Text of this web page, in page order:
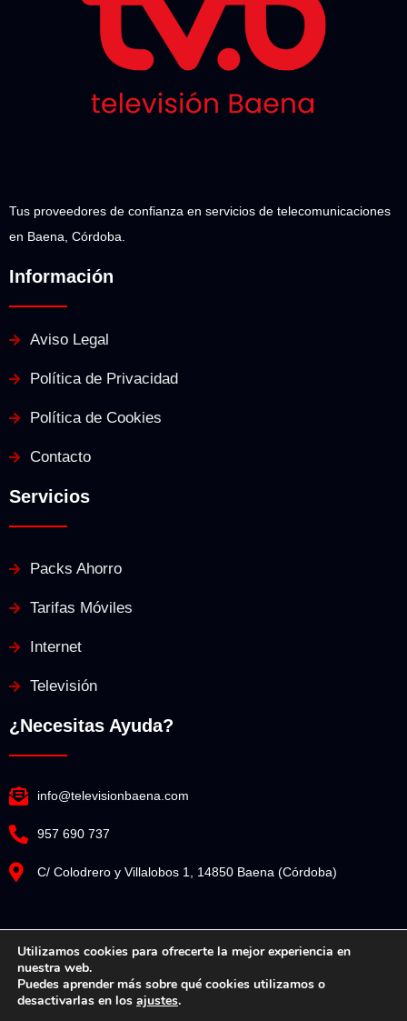
Tus proveedores de confianza en servicios de telecomunicaciones
en Baena, Córdoba.
Información
Aviso Legal
Política de Privacidad
Política de Cookies
Contacto
Servicios
Packs Ahorro
Tarifas Móviles
Internet
Televisión
¿Necesitas Ayuda?
info@televisionbaena.com
957 690 737
C/ Colodrero y Villalobos 1, 14850 Baena (Córdoba)
Televisión Baena© Copyright 2025. Todos los derechos reservados.
Utilizamos cookies para ofrecerte la mejor experiencia en
nuestra web.
Puedes aprender más sobre qué cookies utilizamos o
desactivarlas en los ajustes.